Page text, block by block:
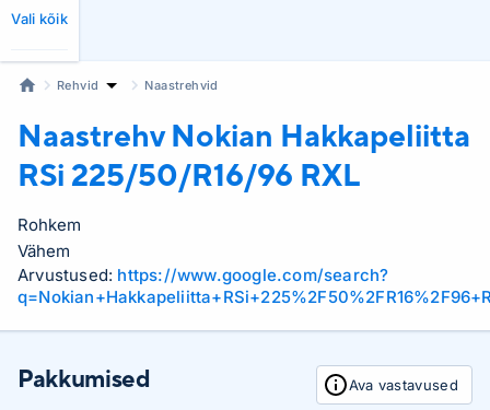
Vali kõik
Rehvid Naastrehvid
Naastrehv Nokian Hakkapeliitta
RSi 225/50/R16/96 RXL
Rohkem
Vähem
Arvustused: https://www.google.com/search?
Pakkumised Ava vastavused